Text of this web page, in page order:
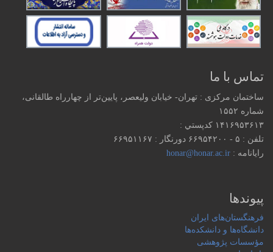
تماس با ما
ساختمان مرکزی : تهران- خیابان ولیعصر، پایین‌تر از چهارراه طالقانی،
شماره ۱۵۵۲
۱۴۱۶۹۵۳۶۱۳ كدپستي :
تلفن : ۵ - ۶۶۹۵۴۲۰۰ دورنگار : ۶۶۹۵۱۱۶۷
رایانامه :honar@honar.ac.ir
پیوندها
فرهنگستان‌های ایران
دانشگاه‌ها و دانشکده‌ها
مؤسسات پژوهشی